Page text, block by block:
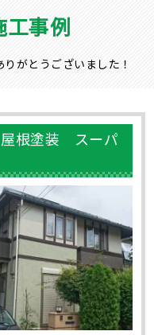
工事例
がとうございました！
根塗装 スーパ